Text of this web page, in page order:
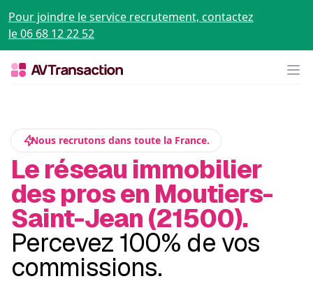
Pour joindre le service recrutement, contactez
le 06 68 12 22 52
Nous recrutons dans toute la France.
Le réseau immobilier
des pros en Moutiers-
Saint-Jean (21500).
Percevez 100% de vos
commissions.